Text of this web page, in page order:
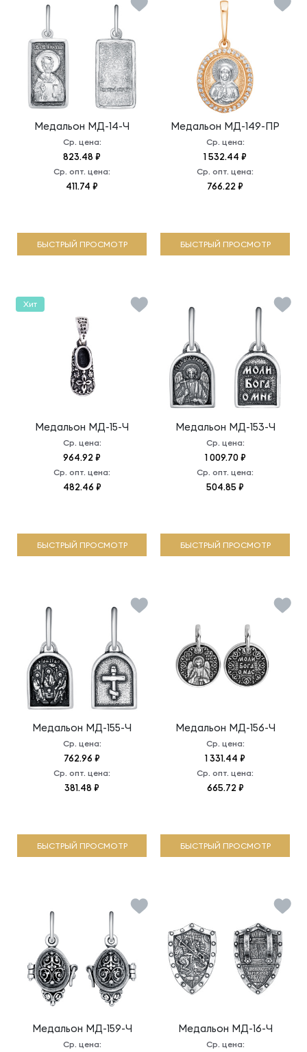
Медальон МД-14-Ч
Ср. цена:
823.48 ₽
Ср. опт. цена:
411.74 ₽
БЫСТРЫЙ ПРОСМОТР
Медальон МД-149-ПР
Ср. цена:
1 532.44 ₽
Ср. опт. цена:
766.22 ₽
БЫСТРЫЙ ПРОСМОТР
Медальон МД-15-Ч
Ср. цена:
964.92 ₽
Ср. опт. цена:
482.46 ₽
Хит
БЫСТРЫЙ ПРОСМОТР
Медальон МД-153-Ч
Ср. цена:
1 009.70 ₽
Ср. опт. цена:
504.85 ₽
БЫСТРЫЙ ПРОСМОТР
Медальон МД-155-Ч
Ср. цена:
762.96 ₽
Ср. опт. цена:
381.48 ₽
БЫСТРЫЙ ПРОСМОТР
Медальон МД-156-Ч
Ср. цена:
1 331.44 ₽
Ср. опт. цена:
665.72 ₽
БЫСТРЫЙ ПРОСМОТР
Медальон МД-159-Ч
Ср. цена:
Медальон МД-16-Ч
Ср. цена: